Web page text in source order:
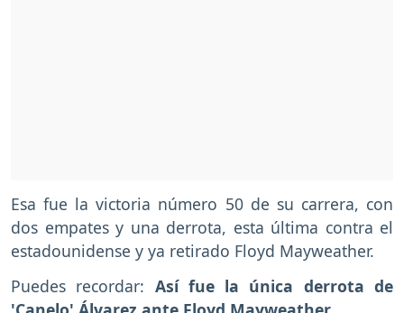
Esa fue la victoria número 50 de su carrera, con
dos empates y una derrota, esta última contra el
estadounidense y ya retirado Floyd Mayweather.
Puedes recordar: Así fue la única derrota de